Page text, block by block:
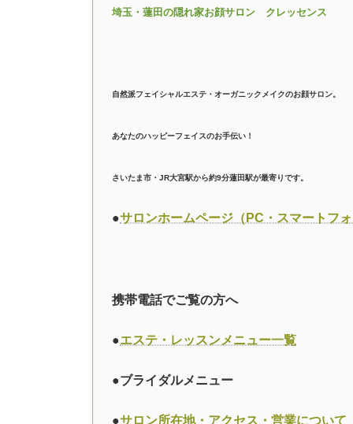
埼玉・蓮田の隠れ家お顔サロン クレッセンス
自然派フェイシャルエステ・オーガニックメイクのお顔サロン。
あなたのハッピーフェイスのお手伝い！
さいたま市・JR大宮駅から約9分蓮田駅が最寄りです。
●サロンホームページ（PC・スマートフ
携帯電話でご覧の方へ
●エステ・レッスンメニュー一覧
●ブライダルメニュー
●サロン所在地・アクセス・営業について